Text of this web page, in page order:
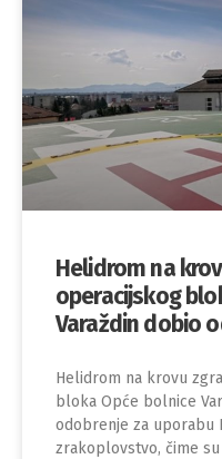
Helidrom na
operacijskog
Varaždin dobio
Helidrom na krovu
bloka Opće bolnice
odobrenje za uporabu
zrakoplovstvo, čime